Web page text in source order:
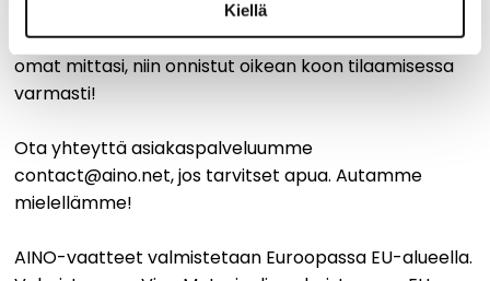
Kiellä
Tutustu myös yleiseen kokotaulukkoon ja tarkista
omat mittasi, niin onnistut oikean koon tilaamisessa
varmasti!
Ota yhteyttä asiakaspalveluumme
contact@aino.net, jos tarvitset apua. Autamme
mielellämme!
AINO-vaatteet valmistetaan Euroopassa EU-alueella.